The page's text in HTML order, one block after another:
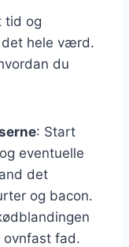
tid og
hele værd.
du
: Start
eventuelle
det
og bacon.
ovnfast fad.